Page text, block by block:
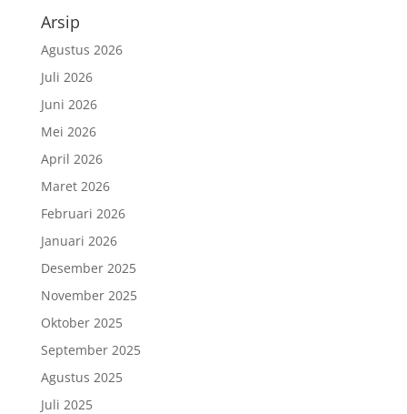
Arsip
Agustus 2026
Juli 2026
Juni 2026
Mei 2026
April 2026
Maret 2026
Februari 2026
Januari 2026
Desember 2025
November 2025
Oktober 2025
September 2025
Agustus 2025
Juli 2025